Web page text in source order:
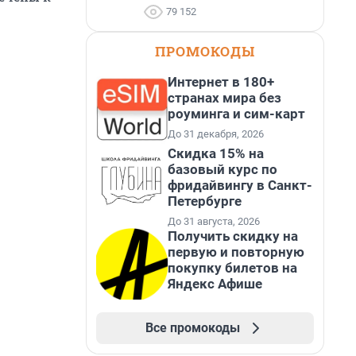
79 152
ПРОМОКОДЫ
Интернет в 180+
странах мира без
роуминга и сим-карт
До 31 декабря, 2026
Скидка 15% на
базовый курс по
фридайвингу в Санкт-
Петербурге
До 31 августа, 2026
Получить скидку на
первую и повторную
покупку билетов на
Яндекс Афише
Все промокоды